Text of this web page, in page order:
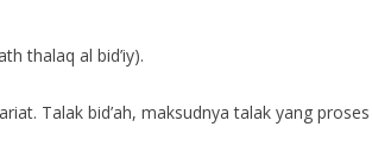
thalaq al bid’iy).
Talak bid’ah, maksudnya talak yang proses